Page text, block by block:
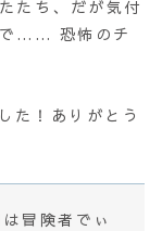
たち、だが気付
で…… 恐怖のチ
た！ありがとう
冒険者でぃ